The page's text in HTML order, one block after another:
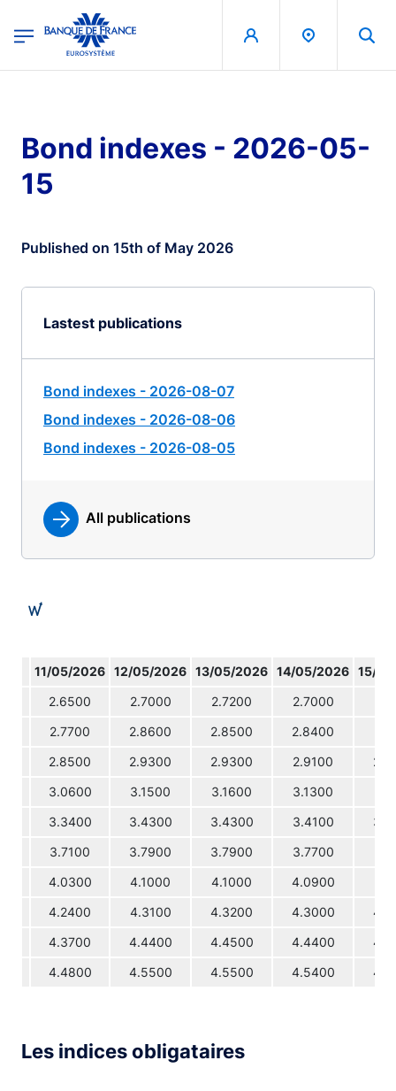
Banque de France - Menu Principal
Bond indexes - 2026-05-
15
Published on 15th of May 2026
Lastest publications
Bond indexes - 2026-08-07
Bond indexes - 2026-08-06
Bond indexes - 2026-08-05
All publications
11/05/2026 12/05/2026 13/05/2026 14/05/2026 15/
2.6500 2.7000 2.7200 2.7000
2.7700 2.8600 2.8500 2.8400
2.8500 2.9300 2.9300 2.9100
3.0600 3.1500 3.1600 3.1300
3.3400 3.4300 3.4300 3.4100
3.7100 3.7900 3.7900 3.7700
4.0300 4.1000 4.1000 4.0900
4.2400 4.3100 4.3200 4.3000
4.3700 4.4400 4.4500 4.4400
4.4800 4.5500 4.5500 4.5400
Les indices obligataires